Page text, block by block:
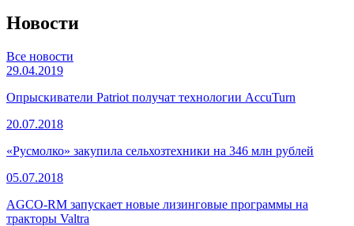
Новости
Все новости
29.04.2019
Опрыскиватели Patriot получат технологии AccuTurn
20.07.2018
«Русмолко» закупила сельхозтехники на 346 млн рублей
05.07.2018
AGCO-RM запускает новые лизинговые программы на
тракторы Valtra